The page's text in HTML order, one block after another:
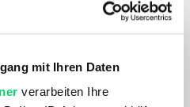
mit Ihren Daten
verarbeiten Ihre
25 Beleuchtung, konzipiert für
Reduzierung von 50 % in
verglichen mit ihrem